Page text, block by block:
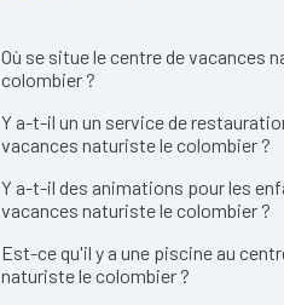
Où se situe le centre de vacances
colombier ?
Y a-t-il un un service de
vacances naturiste le colombier ?
Y a-t-il des animations pour les
vacances naturiste le colombier ?
Est-ce qu'il y a une piscine au
naturiste le colombier ?